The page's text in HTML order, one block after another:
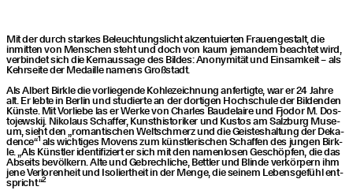
Mit der durch star­kes Beleuch­tungs­licht akzen­tu­ier­ten Frau­en­ge­stalt, die
inmit­ten von Men­schen steht und doch von kaum jeman­dem beach­tet wird,
ver­bin­det sich die Kern­aus­sa­ge des Bil­des: Anony­mi­tät und Ein­sam­keit – als
Kehr­sei­te der Medail­le namens Großstadt.
Als Albert Birk­le die vor­lie­gen­de Koh­le­zeich­nung anfer­tig­te, war er 24 Jah­re
alt. Er leb­te in Ber­lin und stu­dier­te an der dor­ti­gen Hoch­schu­le der Bil­den­den
Küns­te. Mit Vor­lie­be las er Wer­ke von Charles Bau­de­lai­re und Fjo­dor M. Dos­
to­jew­skij. Niko­laus Schaf­fer, Kunst­his­to­ri­ker und Kus­tos am Salz­burg Muse­
um, sieht den„roman­ti­schen Welt­schmerz und die Geis­tes­hal­tung der Deka­
dence“1 als wich­ti­ges Movens zum künst­le­ri­schen Schaf­fen des jun­gen Birk­
le.„Als Künst­ler iden­ti­fi­ziert er sich mit den namen­lo­sen Geschöp­fen, die das
Abseits bevöl­kern. Alte und Gebrech­li­che, Bett­ler und Blin­de ver­kör­pern ihm
jene Ver­lo­ren­heit und Iso­liert­heit in der Men­ge, die sei­nem Lebens­ge­fühl ent­
spricht.“2